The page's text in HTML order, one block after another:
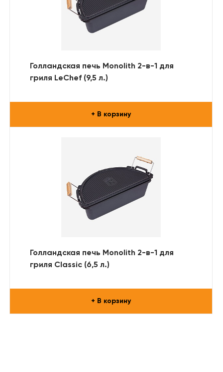
Голландская печь Monolith 2-в-1 для
гриля LeChef (9,5 л.)
+ В корзину
Голландская печь Monolith 2-в-1 для
гриля Classic (6,5 л.)
+ В корзину